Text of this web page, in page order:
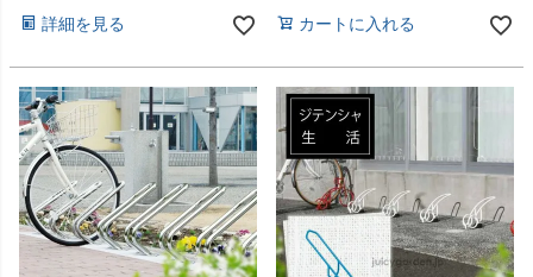
詳細を見る カートに入れる